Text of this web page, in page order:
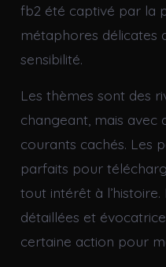
fb2 été captivé par la
métaphores délicates
sensibilité.
Les thèmes sont des
changeant, mais avec
courants cachés. Les
parfaits pour
tout intérêt à
détaillées et
certaine action pour